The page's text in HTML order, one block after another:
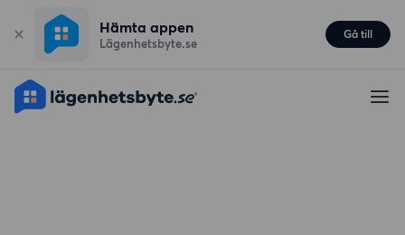
Hämta appen
Lägenhetsbyte.se
Gå till